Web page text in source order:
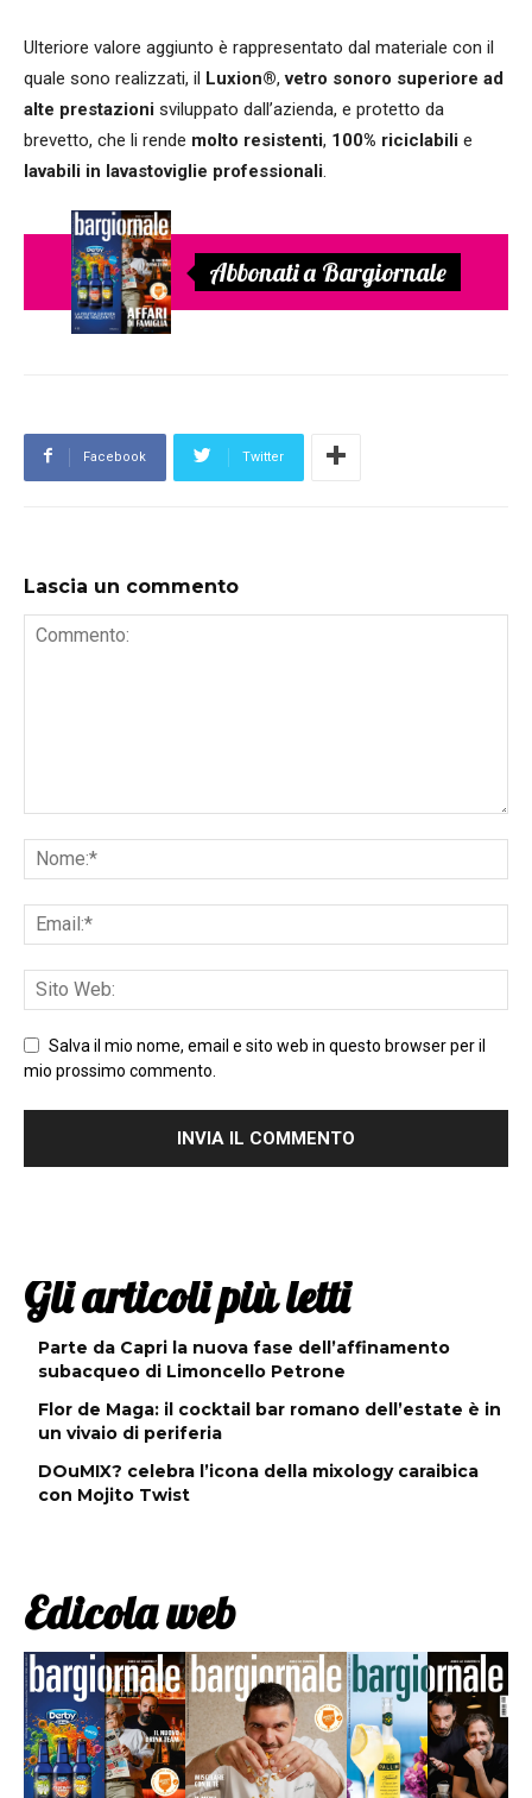
Ulteriore valore aggiunto è rappresentato dal materiale con il
quale sono realizzati, il Luxion®,vetro sonoro superiore ad
alte prestazioni sviluppato dall’azienda, e protetto da
brevetto, che li rende molto resistenti, 100% riciclabili e
lavabili in lavastoviglie professionali.
Abbonati a Bargiornale
Facebook Twitter
Lascia un commento
Salva il mio nome, email e sito web in questo browser per il
mio prossimo commento.
Gli articoli più letti
Parte da Capri la nuova fase dell’affinamento
subacqueo di Limoncello Petrone
Flor de Maga: il cocktail bar romano dell’estate è in
un vivaio di periferia
DOuMIX? celebra l’icona della mixology caraibica
con Mojito Twist
Edicola web